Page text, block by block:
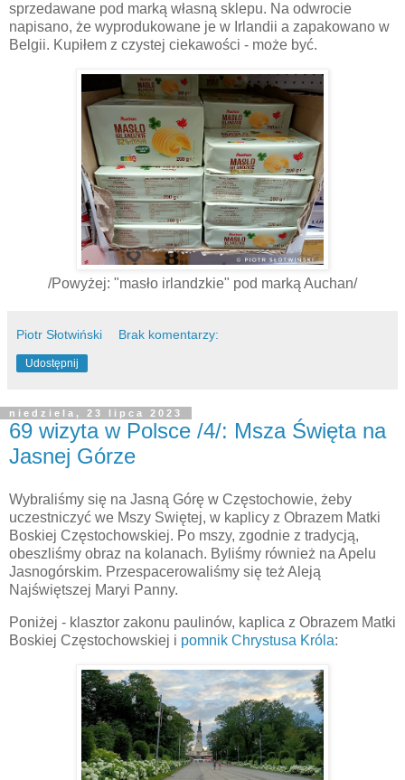
sprzedawane pod marką własną sklepu. Na odwrocie
napisano, że wyprodukowane je w Irlandii a zapakowano w
Belgii. Kupiłem z czystej ciekawości - może być.
/Powyżej: "masło irlandzkie" pod marką Auchan/
Piotr Słotwiński Brak komentarzy:
Udostępnij
niedziela, 23 lipca 2023
69 wizyta w Polsce /4/: Msza Święta na
Jasnej Górze
Wybraliśmy się na Jasną Górę w Częstochowie, żeby
uczestniczyć we Mszy Swiętej, w kaplicy z Obrazem Matki
Boskiej Częstochowskiej. Po mszy, zgodnie z tradycją,
obeszliśmy obraz na kolanach. Byliśmy również na Apelu
Jasnogórskim. Przespacerowaliśmy się też Aleją
Najświętszej Maryi Panny.
Poniżej - klasztor zakonu paulinów, kaplica z Obrazem Matki
Boskiej Częstochowskiej i pomnik Chrystusa Króla: